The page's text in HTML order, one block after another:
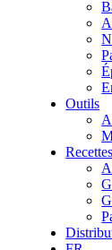
Outils
Recettes